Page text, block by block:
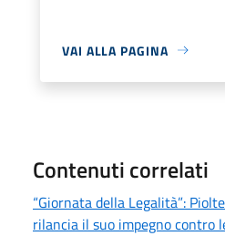
VAI ALLA PAGINA
Contenuti correlati
“Giornata della Legalità”:
rilancia il suo impegno contro